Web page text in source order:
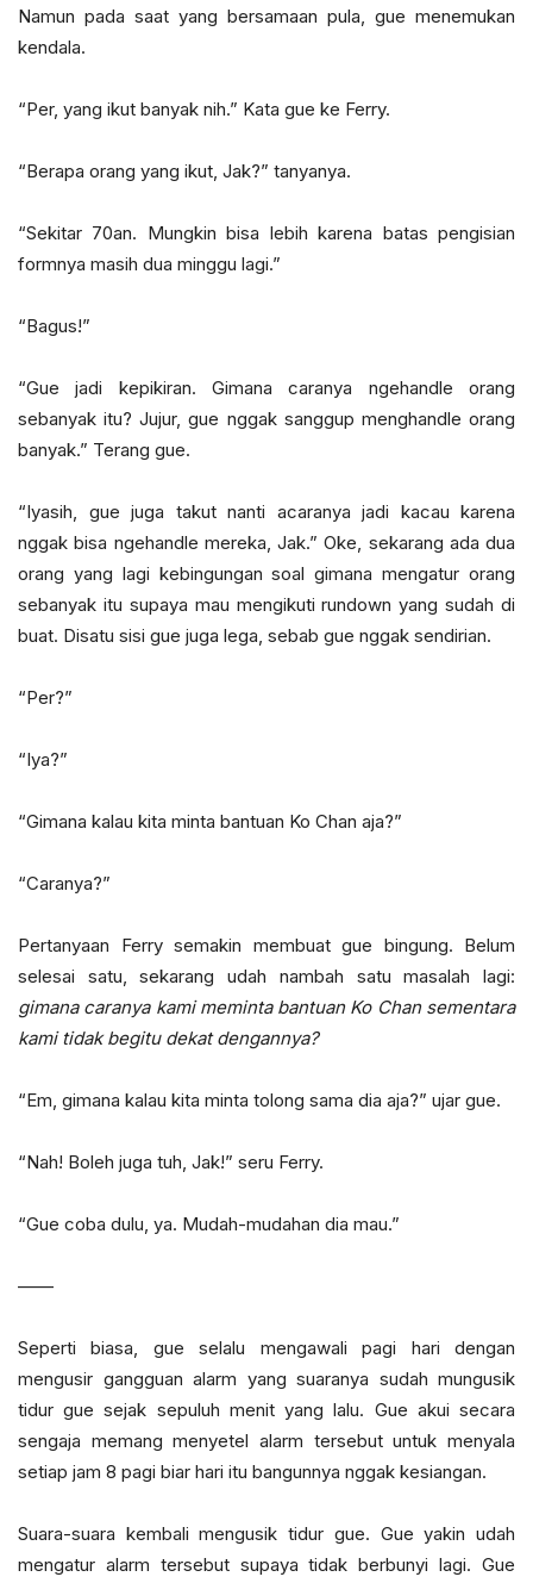
Namun pada saat yang bersamaan pula, gue menemukan
kendala.
“Per, yang ikut banyak nih.” Kata gue ke Ferry.
“Berapa orang yang ikut, Jak?” tanyanya.
“Sekitar 70an. Mungkin bisa lebih karena batas pengisian
formnya masih dua minggu lagi.”
“Bagus!”
“Gue jadi kepikiran. Gimana caranya ngehandle orang
sebanyak itu? Jujur, gue nggak sanggup menghandle orang
banyak.” Terang gue.
“Iyasih, gue juga takut nanti acaranya jadi kacau karena
nggak bisa ngehandle mereka, Jak.” Oke, sekarang ada dua
orang yang lagi kebingungan soal gimana mengatur orang
sebanyak itu supaya mau mengikuti rundown yang sudah di
buat. Disatu sisi gue juga lega, sebab gue nggak sendirian.
“Per?”
“Iya?”
“Gimana kalau kita minta bantuan Ko Chan aja?”
“Caranya?”
Pertanyaan Ferry semakin membuat gue bingung. Belum
selesai satu, sekarang udah nambah satu masalah lagi:
gimana caranya kami meminta bantuan Ko Chan sementara
kami tidak begitu dekat dengannya?
“Em, gimana kalau kita minta tolong sama dia aja?” ujar gue.
“Nah! Boleh juga tuh, Jak!” seru Ferry.
“Gue coba dulu, ya. Mudah-mudahan dia mau.”
——
Seperti biasa, gue selalu mengawali pagi hari dengan
mengusir gangguan alarm yang suaranya sudah mungusik
tidur gue sejak sepuluh menit yang lalu. Gue akui secara
sengaja memang menyetel alarm tersebut untuk menyala
setiap jam 8 pagi biar hari itu bangunnya nggak kesiangan.
Suara-suara kembali mengusik tidur gue. Gue yakin udah
mengatur alarm tersebut supaya tidak berbunyi lagi. Gue